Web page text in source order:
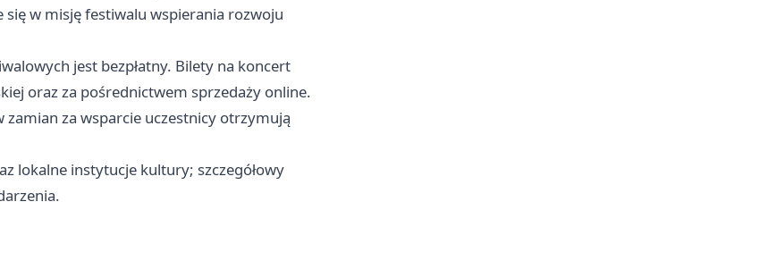
w misję festiwalu wspierania rozwoju
jest bezpłatny. Bilety na koncert
oraz za pośrednictwem sprzedaży online.
za wsparcie uczestnicy otrzymują
lokalne instytucje kultury; szczegółowy